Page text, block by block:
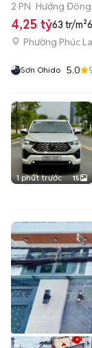
2 PN Hướng Đông
4,25 tỷ63 tr/m²
Phường Phúc La
Sơn Ohido 5.0
1 phút trước 15